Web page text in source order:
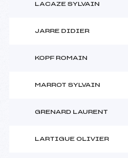
LACAZE SYLVAIN
JARRE DIDIER
KOPF ROMAIN
MARROT SYLVAIN
GRENARD LAURENT
LARTIGUE OLIVIER